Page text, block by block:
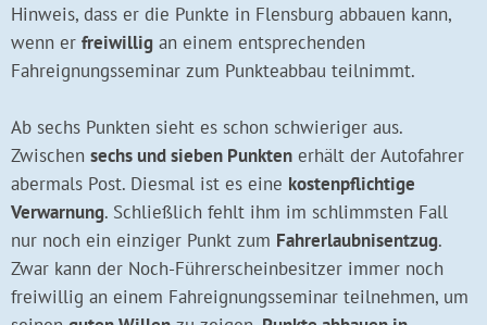
Hinweis, dass er die Punkte in Flensburg abbauen kann,
wenn er freiwillig an einem entsprechenden
Fahreignungsseminar zum Punkteabbau teilnimmt.
Ab sechs Punkten sieht es schon schwieriger aus.
Zwischen sechs und sieben Punkten erhält der Autofahrer
abermals Post. Diesmal ist es eine kostenpflichtige
Verwarnung. Schließlich fehlt ihm im schlimmsten Fall
nur noch ein einziger Punkt zum Fahrerlaubnisentzug.
Zwar kann der Noch-Führerscheinbesitzer immer noch
freiwillig an einem Fahreignungsseminar teilnehmen, um